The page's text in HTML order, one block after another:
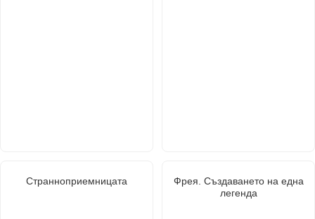
Странноприемницата
Фрея. Създаването на една
легенда